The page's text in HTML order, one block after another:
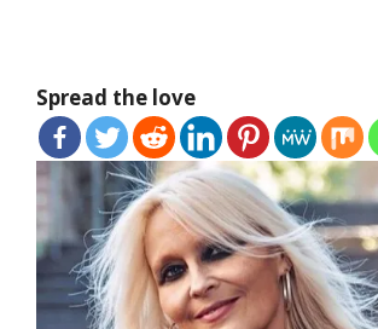
Spread the love